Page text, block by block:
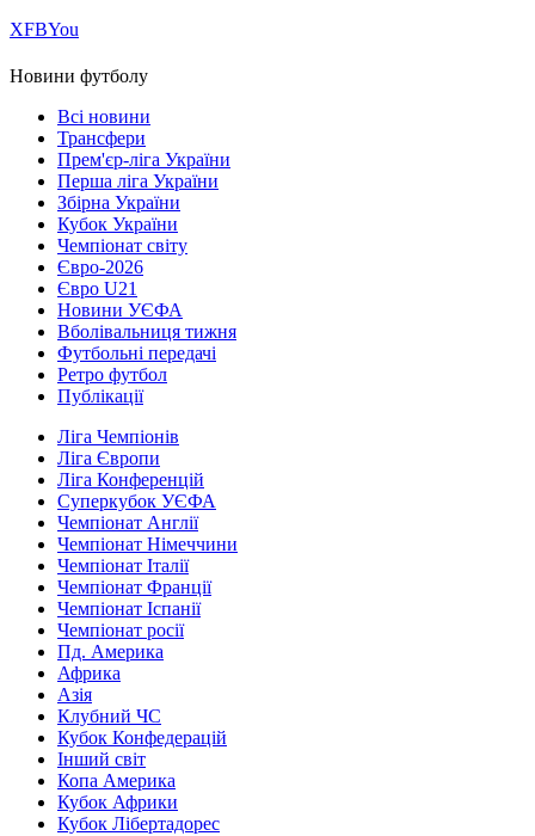
ХFBYou
Новини футболу
Всі новини
Трансфери
Прем'єр-ліга України
Перша ліга України
Збірна України
Кубок України
Чемпіонат світу
Євро-2026
Євро U21
Новини УЄФА
Вболівальниця тижня
Футбольні передачі
Ретро футбол
Публікації
Ліга Чемпіонів
Ліга Європи
Ліга Конференцій
Суперкубок УЄФА
Чемпіонат Англії
Чемпіонат Німеччини
Чемпіонат Італії
Чемпіонат Франції
Чемпіонат Іспанії
Чемпіонат росії
Пд. Америка
Африка
Азія
Клубний ЧС
Кубок Конфедерацій
Інший світ
Копа Америка
Кубок Африки
Кубок Лібертадорес